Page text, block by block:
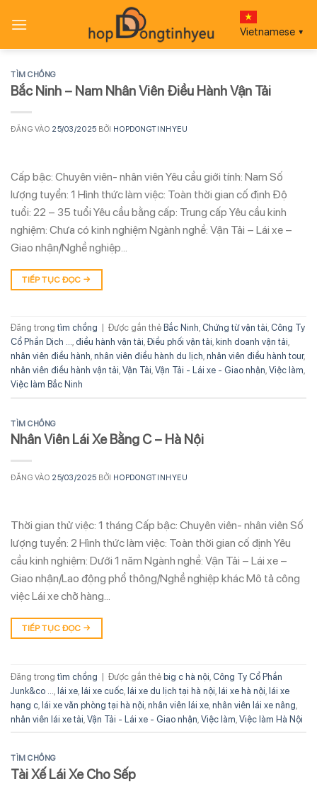
qua
Vietnamese ▼
TÌM CHỒNG
Bắc Ninh – Nam Nhân Viên Điều Hành Vận Tải
ĐĂNG VÀO 25/03/2025 BỞI HOPDONGTINHYEU
Cấp bậc: Chuyên viên- nhân viên Yêu cầu giới tính: Nam Số
lượng tuyển: 1 Hình thức làm việc: Toàn thời gian cố định Độ
tuổi: 22 – 35 tuổi Yêu cầu bằng cấp: Trung cấp Yêu cầu kinh
nghiệm: Chưa có kinh nghiệm Ngành nghề: Vận Tải – Lái xe –
Giao nhận/Nghề nghiệp…
TIẾP TỤC ĐỌC →
Đăng trong tìm chồng Được gắn thẻ Bắc Ninh Chứng từ vận tải Công Ty
Cổ Phần Dịch ...
điều hành vận tải Điều phối vận tải kinh doanh vận tải
nhân viên điều hành nhân viên điều hành du lịch nhân viên điều hành tour,
nhân viên điều hành vận tải Vận Tải Vận Tải - Lái xe - Giao nhận Việc làm
Việc làm Bắc Ninh
TÌM CHỒNG
Nhân Viên Lái Xe Bằng C – Hà Nội
ĐĂNG VÀO 25/03/2025 BỞI HOPDONGTINHYEU
Thời gian thử việc: 1 tháng Cấp bậc: Chuyên viên- nhân viên Số
lượng tuyển: 2 Hình thức làm việc: Toàn thời gian cố định Yêu
cầu kinh nghiệm: Dưới 1 năm Ngành nghề: Vận Tải – Lái xe –
Giao nhận/Lao động phổ thông/Nghề nghiệp khác Mô tả công
việc Lái xe chở hàng…
TIẾP TỤC ĐỌC →
Đăng trong tìm chồng | Được gắn thẻ big c hà nội Công Ty Cổ Phần
Junk&co ...
lái xe lái xe cuốc lái xe du lịch tại hà nội lái xe hà nội lái xe
hạng c lái xe văn phòng tại hà nội nhân viên lái xe nhân viên lái xe nâng
nhân viên lái xe tải Vận Tải - Lái xe - Giao nhận Việc làm Việc làm Hà Nội
TÌM CHỒNG
Tài Xế Lái Xe Cho Sếp